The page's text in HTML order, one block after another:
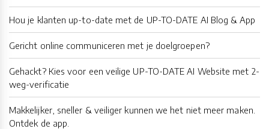
Hou je klanten up-to-date met de UP-TO-DATE AI Blog & App
Gericht online communiceren met je doelgroepen?
Gehackt? Kies voor een veilige UP-TO-DATE AI Website met 2-
weg-verificatie
Makkelijker, sneller & veiliger kunnen we het niet meer maken.
Ontdek de app.